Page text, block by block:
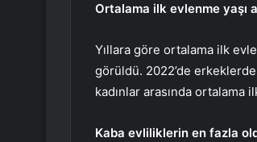
Ortalama ilk evlenme yaşı
Yıllara göre ortalama ilk
görüldü. 2022’de
kadınlar arasında ortalama
Kaba evliliklerin en fazla